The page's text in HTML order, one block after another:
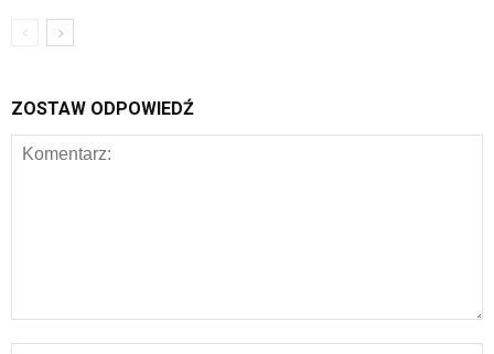
ZOSTAW ODPOWIEDŹ